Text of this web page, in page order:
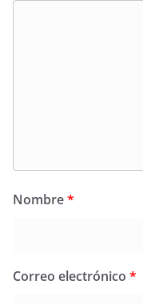
Nombre*
Correo electrónico *